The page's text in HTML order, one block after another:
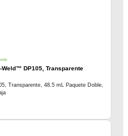
DP105, Transparente
Transparente, 48.5 mL Paquete Doble,